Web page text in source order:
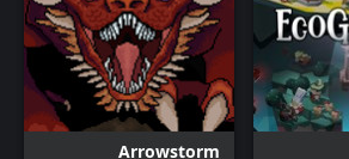
Arrowstorm